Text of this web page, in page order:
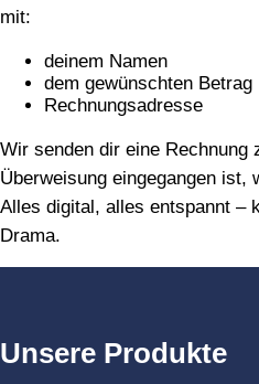
mit:
deinem Namen
dem gewünschten Betrag
Rechnungsadresse
Wir senden dir eine Rechnung
Überweisung eingegangen
Alles digital, alles entspannt –
Drama.
Unsere Produkte